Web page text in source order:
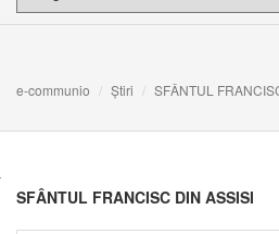
e-communio Știri SFÂNTUL
SFÂNTUL FRANCISC DIN ASSISI